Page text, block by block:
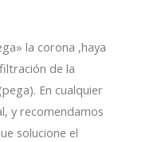
la corona ,haya
de la
En cualquier
y recomendamos
solucione el